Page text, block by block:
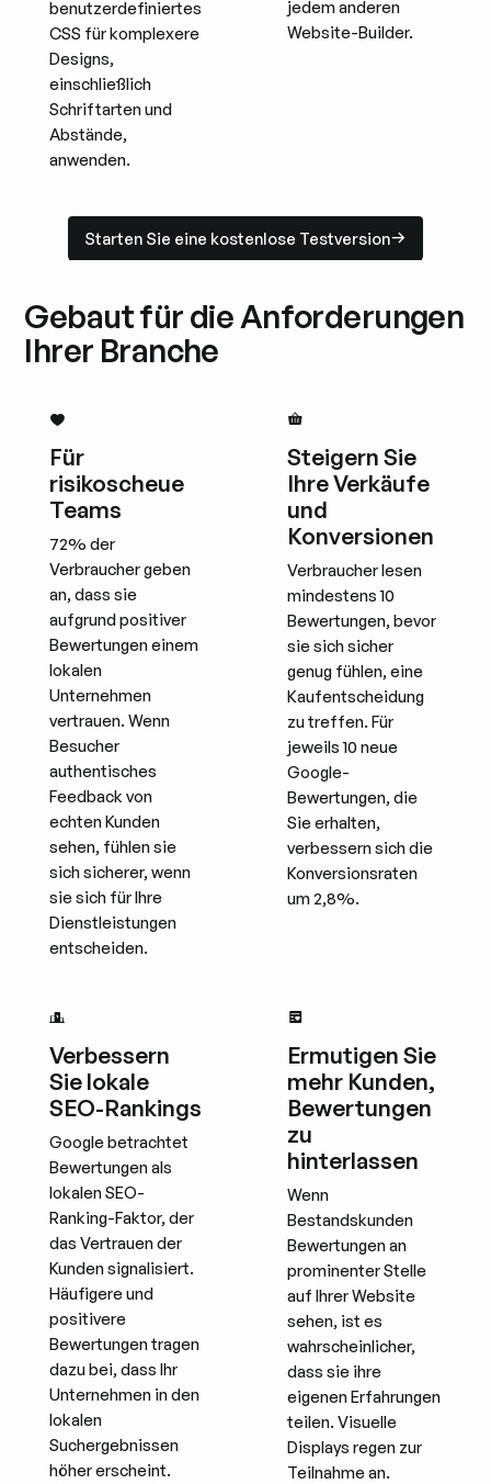
benutzerdefiniertes
CSS für komplexere
Designs,
einschließlich
Schriftarten und
Abstände,
anwenden.
jedem anderen
Website-Builder.
Starten Sie eine kostenlose Testversion
Starten Sie eine kostenlose Testversion
Gebaut für die Anforderungen
Ihrer Branche
Für
risikoscheue
Teams
72% der
Verbraucher geben
an, dass sie
aufgrund positiver
Bewertungen einem
lokalen
Unternehmen
vertrauen. Wenn
Besucher
authentisches
Feedback von
echten Kunden
sehen, fühlen sie
sich sicherer, wenn
sie sich für Ihre
Dienstleistungen
entscheiden.
Steigern Sie
Ihre Verkäufe
und
Konversionen
Verbraucher lesen
mindestens 10
Bewertungen, bevor
sie sich sicher
genug fühlen, eine
Kaufentscheidung
zu treffen. Für
jeweils 10 neue
Google-
Bewertungen, die
Sie erhalten,
verbessern sich die
Konversionsraten
um 2,8%.
Verbessern
Sie lokale
SEO-Rankings
Google betrachtet
Bewertungen als
lokalen SEO-
Ranking-Faktor, der
das Vertrauen der
Kunden signalisiert.
Häufigere und
positivere
Bewertungen tragen
dazu bei, dass Ihr
Unternehmen in den
lokalen
Suchergebnissen
höher erscheint.
Ermutigen Sie
mehr Kunden,
Bewertungen
zu
hinterlassen
Wenn
Bestandskunden
Bewertungen an
prominenter Stelle
auf Ihrer Website
sehen, ist es
wahrscheinlicher,
dass sie ihre
eigenen Erfahrungen
teilen. Visuelle
Displays regen zur
Teilnahme an.